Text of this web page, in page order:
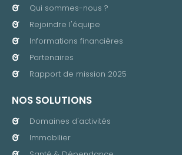
Qui sommes-nous ?
Rejoindre l'équipe
Informations financières
Partenaires
Rapport de mission 2025
NOS SOLUTIONS
Domaines d'activités
Immobilier